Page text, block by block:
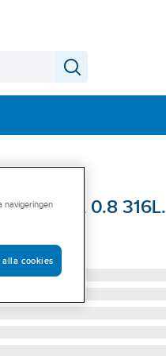
SMS RA 0.8 316L.
RA 0.8
4
navigeringen
alla cookies